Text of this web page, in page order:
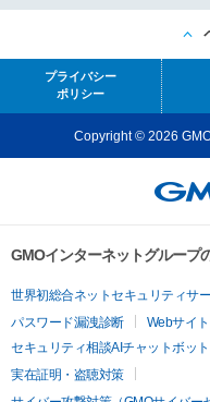
プライバシー
ポリシー
Copyright © 2026
GMOインターネットグループ
世界初総合ネットセキュリティサ
パスワード漏洩診断
Webサイ
セキュリティ相談AIチャットボット
実在証明・盗聴対策